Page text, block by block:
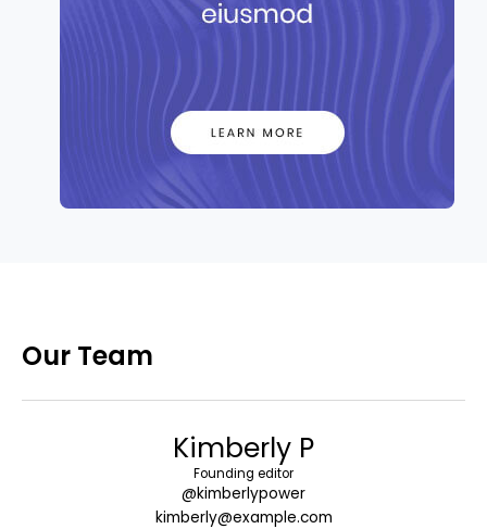
Our Team
Kimberly P
Founding editor
@kimberlypower
kimberly@example.com